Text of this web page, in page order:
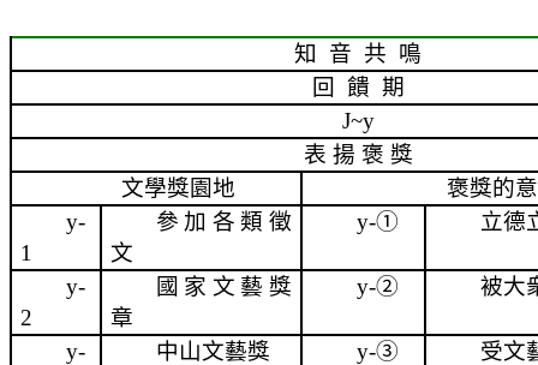
知 音 共 鳴
回
饋 期
J~y
表 揚 褒 獎
文學獎園地
褒獎的
y-
1
參加各類徵
文
y-① 立德
y-
2
國家文藝獎
章
y-② 被大
y-
中山文藝獎 y-③ 受文